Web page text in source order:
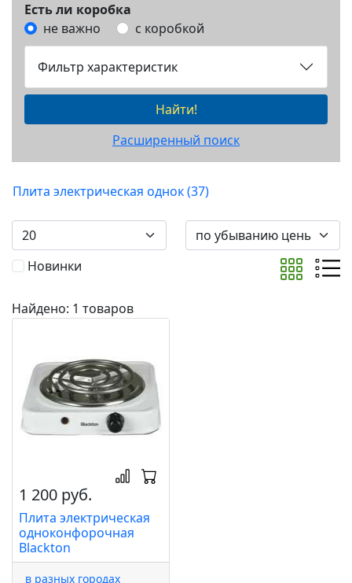
Есть ли коробка
не важно
с коробкой
Фильтр характеристик
Найти!
Расширенный поиск
Плита электрическая однок (37)
Новинки
Найдено: 1 товаров
1 200 руб.
Плита электрическая
одноконфорочная
Blackton
в разных городах